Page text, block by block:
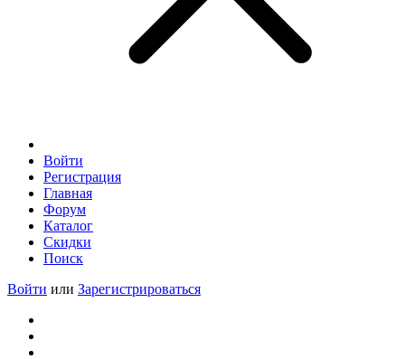
Войти
Регистрация
Главная
Форум
Каталог
Скидки
Поиск
Войти или Зарегистрироваться